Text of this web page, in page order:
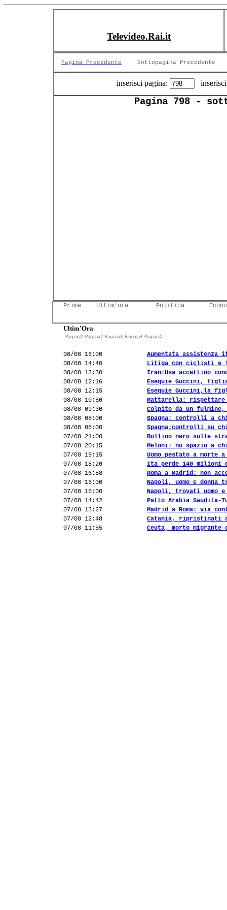
Televideo.Rai.it
Pagina Precedente Sottopagina Precedente
inserisci pagina:
Pagina 798 -
Prima Ultim'ora Politica
Ultim'Ora
Pagina1 Pagina2 Pagina3 Pagina4 Pagina5
08/08 16:00
Aumentata assistenza
08/08 14:40
Litiga con ciclisti
08/08 13:30
Iran:Usa accettino
08/08 12:16
Esequie Guccini,
08/08 12:15
Esequie Guccini,la
08/08 10:50
Mattarella:
08/08 09:30
Colpito da un fulmine,
08/08 08:00
Spagna: controlli a
08/08 08:00
Spagna:controlli su
07/08 21:00
Bollino nero sulle
07/08 20:15
Meloni: no spazio a
07/08 19:15
Uomo pestato a morte
07/08 18:20
Ita perde 140 milioni
07/08 16:58
Roma a Madrid: non
07/08 16:00
Napoli, uomo e donna
07/08 16:00
Napoli, trovati uomo e
07/08 14:42
Patto Arabia Saudita-
07/08 13:27
Madrid a Roma: via
07/08 12:48
Catania, ripristinati
07/08 11:55
Ceuta, morto migrante